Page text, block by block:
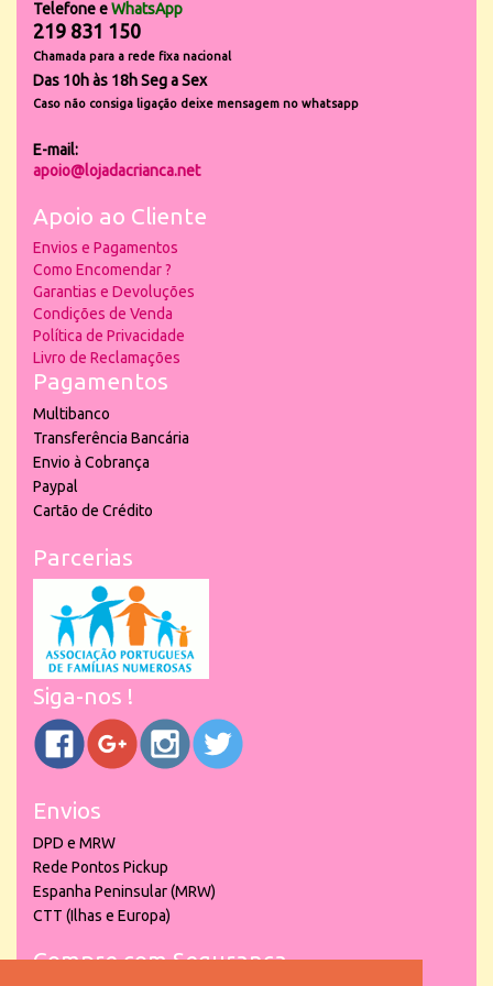
Telefone eWhatsApp
219 831 150
Chamada para a rede fixa nacional
Das 10h às 18h Seg a Sex
Caso não consiga ligação deixe mensagem no whatsapp
E-mail:
apoio@lojadacrianca.net
Apoio ao Cliente
Envios e Pagamentos
Como Encomendar ?
Garantias e Devoluções
Condições de Venda
Política de Privacidade
Livro de Reclamações
Pagamentos
Multibanco
Transferência Bancária
Envio à Cobrança
Paypal
Cartão de Crédito
Parcerias
Siga-nos !
Envios
DPD e MRW
Rede Pontos Pickup
Espanha Peninsular (MRW)
CTT (Ilhas e Europa)
Compre com Segurança